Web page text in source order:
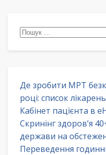
Пошук:
Де зробити МРТ
році: список
Кабінет пацієнта в
Скринінг здоров’я
держави на
Переведення